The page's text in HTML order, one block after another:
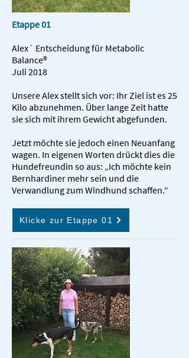
Etappe 01
Alex´ Entscheidung für Metabolic
Balance®
Juli 2018
Unsere Alex stellt sich vor: Ihr Ziel ist es 25
Kilo abzunehmen. Über lange Zeit hatte
sie sich mit ihrem Gewicht abgefunden.
Jetzt möchte sie jedoch einen Neuanfang
wagen. In eigenen Worten drückt dies die
Hundefreundin so aus: „Ich möchte kein
Bernhardiner mehr sein und die
Verwandlung zum Windhund schaffen.“
Klicke zur Etappe 01